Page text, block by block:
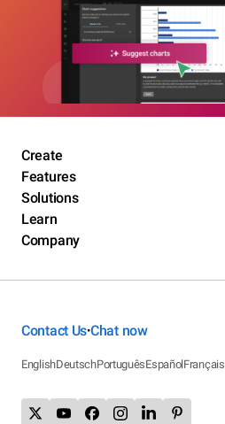
Create
Features
Solutions
Learn
Company
Contact Us•Chat now
EnglishDeutschPortuguêsEspañolFrançais